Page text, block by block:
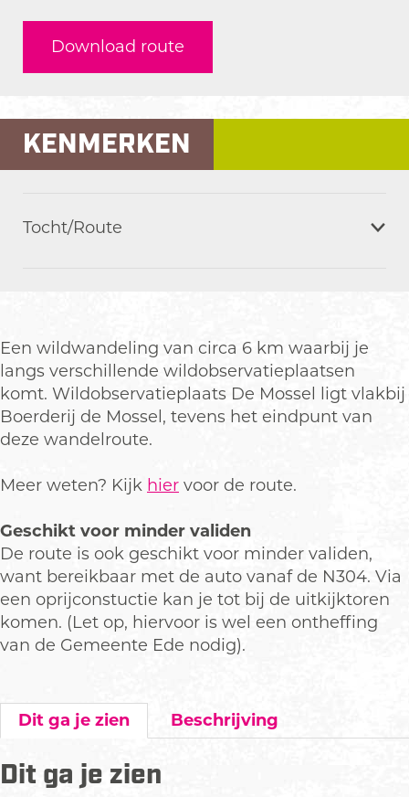
Download route
KENMERKEN
Tocht/Route
Een wildwandeling van circa 6 km waarbij je
langs verschillende wildobservatieplaatsen
komt. Wildobservatieplaats De Mossel ligt vlakbij
Boerderij de Mossel, tevens het eindpunt van
deze wandelroute.
Meer weten? Kijk hier voor de route.
Geschikt voor minder validen
De route is ook geschikt voor minder validen,
want bereikbaar met de auto vanaf de N304. Via
een oprijconstuctie kan je tot bij de uitkijktoren
komen. (Let op, hiervoor is wel een ontheffing
van de Gemeente Ede nodig).
Dit ga je zien Beschrijving
Dit ga je zien